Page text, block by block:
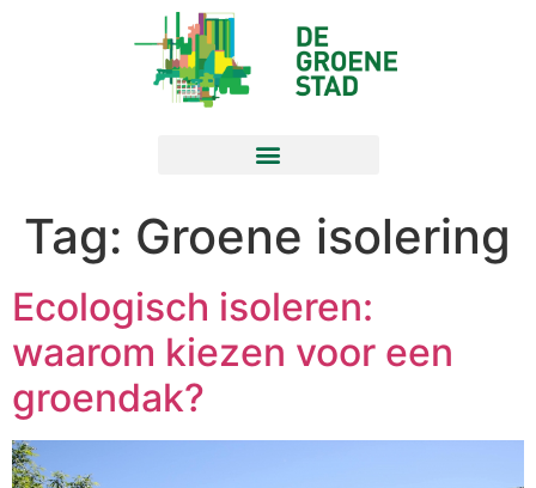
Tag: Groene isolering
Ecologisch isoleren:
waarom kiezen voor een
groendak?